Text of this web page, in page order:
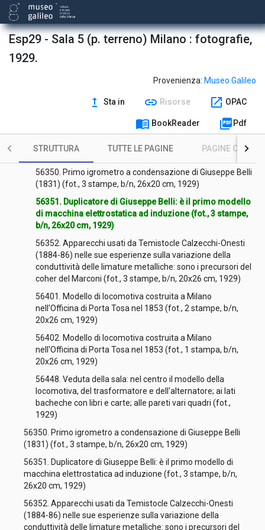
Esp29 - Sala 5 (p. terreno) Milano : fotografie,
1929.
Provenienza: Museo Galileo
upgrade Sta in link Risorse open_in_new OPAC
menu_book BookReader picture_as_pdf Pdf
STRUTTURA TUTTE LE PAGINE PAGINE CON
56301. Squadra variabile con arco graduato, per misure
Cremona, 1612 (fot., 3 stampe, b/n, 16x21 cm, 1929)
56350. Primo igrometro a condensazione di Giuseppe Belli
(1831) (fot., 3 stampe, b/n, 26x20 cm, 1929)
56351. Duplicatore di Giuseppe Belli: è il primo modello
di macchina elettrostatica ad induzione (fot., 3 stampe,
b/n, 26x20 cm, 1929)
56352. Apparecchi usati da Temistocle Calzecchi-Onesti
(1884-86) nelle sue esperienze sulla variazione della
conduttività delle limature metalliche: sono i precursori del
coher del Marconi (fot., 3 stampe, b/n, 20x26 cm, 1929)
56401. Modello di locomotiva costruita a Milano
nell'Officina di Porta Tosa nel 1853 (fot., 2 stampe, b/n,
20x26 cm, 1929)
56402. Modello di locomotiva costruita a Milano
nell'Officina di Porta Tosa nel 1853 (fot., 1 stampa, b/n,
20x26 cm, 1929)
56448. Veduta della sala: nel centro il modello della
locomotiva, del trasformatore e dell'alternatore; ai lati
bacheche con libri e carte; alle pareti vari quadri (fot.,
1929)
56350. Primo igrometro a condensazione di Giuseppe Belli
(1831) (fot., 3 stampe, b/n, 26x20 cm, 1929)
56351. Duplicatore di Giuseppe Belli: è il primo modello di
macchina elettrostatica ad induzione (fot., 3 stampe, b/n,
26x20 cm, 1929)
56352. Apparecchi usati da Temistocle Calzecchi-Onesti
(1884-86) nelle sue esperienze sulla variazione della
conduttività delle limature metalliche: sono i precursori del